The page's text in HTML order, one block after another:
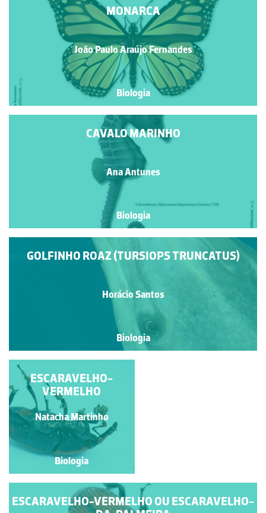
MONARCA
João Paulo Araújo Fernandes
Biologia
CAVALO MARINHO
Ana Antunes
Biologia
GOLFINHO ROAZ (TURSIOPS TRUNCATUS)
Horácio Santos
Biologia
PEIXE-VOADOR
Ana Antunes
Biologia
ESCARAVELHO-
VERMELHO
Natacha Martinho
Biologia
ESCARAVELHO-VERMELHO OU ESCARAVELHO-